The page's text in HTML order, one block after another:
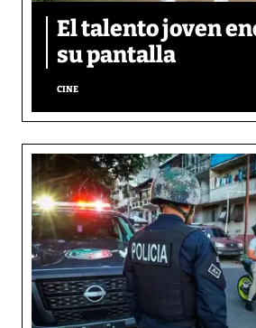
El talento joven
su pantalla​
CINE